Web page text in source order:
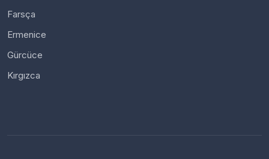
Farsça
Ermenice
Gürcüce
Kırgızca